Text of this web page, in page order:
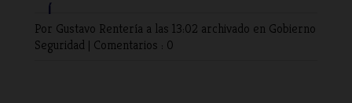
í
Por Gustavo Rentería a las 13:02 archivado en Gobierno
Seguridad | Comentarios : 0